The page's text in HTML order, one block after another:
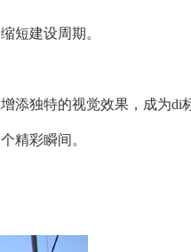
短建设周期。
添独特的视觉效果，成为di
精彩瞬间。